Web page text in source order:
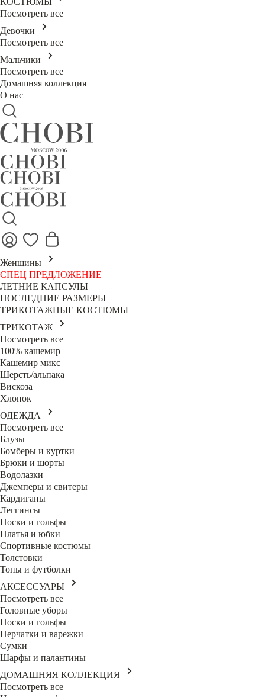
Посмотреть все
Девочки
Посмотреть все
Мальчики
Посмотреть все
Домашняя коллекция
О нас
Женщины
СПЕЦ ПРЕДЛОЖЕНИЕ
ЛЕТНИЕ КАПСУЛЫ
ПОСЛЕДНИЕ РАЗМЕРЫ
ТРИКОТАЖНЫЕ КОСТЮМЫ
ТРИКОТАЖ
Посмотреть все
100% кашемир
Кашемир микс
Шерсть/альпака
Вискоза
Хлопок
ОДЕЖДА
Посмотреть все
Блузы
Бомберы и куртки
Брюки и шорты
Водолазки
Джемперы и свитеры
Кардиганы
Леггинсы
Носки и гольфы
Платья и юбки
Спортивные костюмы
Толстовки
Топы и футболки
АКСЕССУАРЫ
Посмотреть все
Головные уборы
Носки и гольфы
Перчатки и варежки
Сумки
Шарфы и палантины
ДОМАШНЯЯ КОЛЛЕКЦИЯ
Посмотреть все